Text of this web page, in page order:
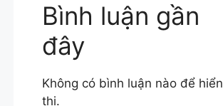
Bình luận gần
đây
Không có bình luận nào để hiển
thị.